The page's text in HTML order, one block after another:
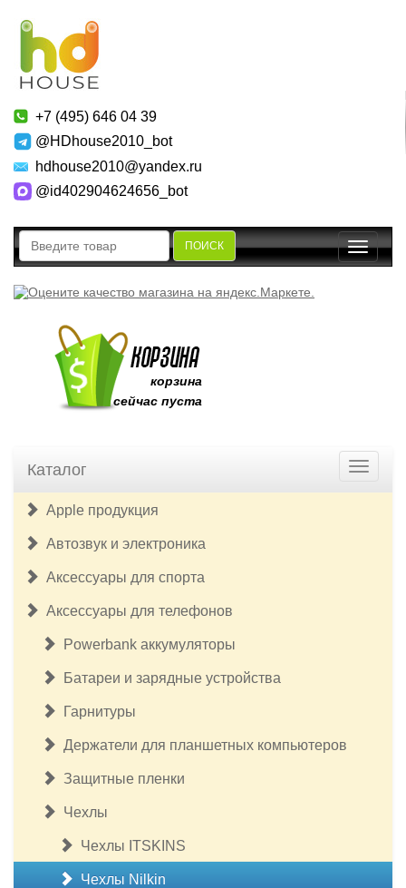
+7 (495) 646 04 39
@HDhouse2010_bot
hdhouse2010@yandex.ru
@id402904624656_bot
ПОИСК
Toggle
корзина
сейчас пуста
Каталог
Apple продукция
Автозвук и электроника
Аксессуары для спорта
Аксессуары для телефонов
Powerbank аккумуляторы
Батареи и зарядные устройства
Гарнитуры
Держатели для планшетных компьютеров
Защитные пленки
Чехлы
Чехлы ITSKINS
Чехлы Nilkin